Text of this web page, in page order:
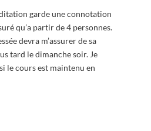
garde une connotation
qu’a partir de 4 personnes.
devra m’assurer de sa
tard le dimanche soir. Je
le cours est maintenu en